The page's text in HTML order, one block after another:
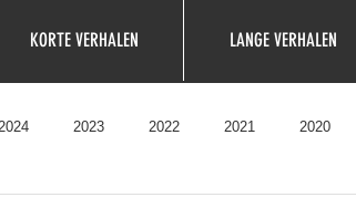
KORTE VERHALEN LANGE VERHALEN
2023 2022 2021 2020